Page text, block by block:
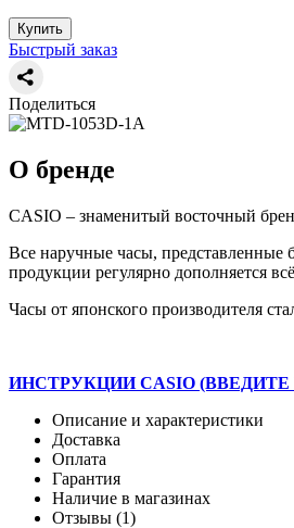
Купить
Быстрый заказ
Поделиться
О бренде
CASIO – знаменитый восточный
Все наручные часы,
продукции регулярно дополняется
Часы от японского производителя
ИНСТРУКЦИИ CASIO
Описание и характеристики
Доставка
Оплата
Гарантия
Наличие в магазинах
Отзывы (1)